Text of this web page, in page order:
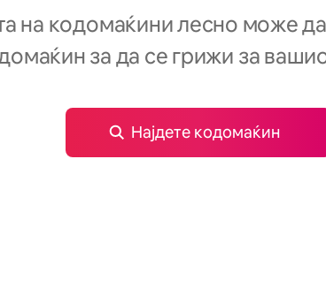
на кодомаќини лесно може да
за да се грижи за
Најдете кодомаќин